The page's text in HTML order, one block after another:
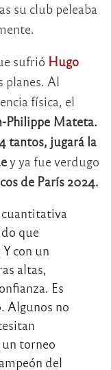
su club peleaba
sufrió Hugo
planes. Al
física, el
Philippe Mateta.
tantos, jugará la
y ya fue verdugo
de París 2024.
cuantitativa
que
con un
altas,
Es
Algunos no
torneo
del